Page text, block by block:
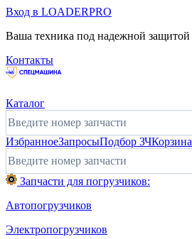
Вход в LOADERPRO
Ваша техника под надежной защитой
Контакты
Каталог
ИзбранноеЗапросыПодбор ЗЧКорзина
Запчасти для погрузчиков:
Автопогрузчиков
Электропогрузчиков